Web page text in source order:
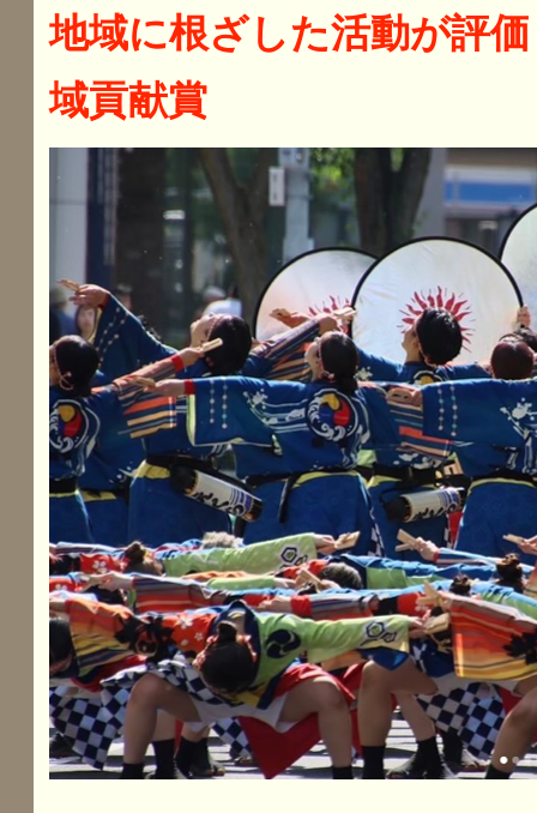
地域に根ざした活動が評
域貢献賞